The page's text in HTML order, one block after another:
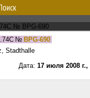
№ BPG-690
Stadthalle
Дата: 17 июля 2008 г.,